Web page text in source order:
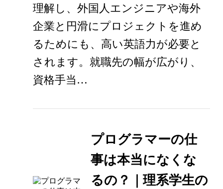
理解し、外国人エンジニアや海外
企業と円滑にプロジェクトを進め
るためにも、高い英語力が必要と
されます。就職先の幅が広がり、
資格手当…
プログラマーの仕
事は本当になくな
るの？｜理系学生の